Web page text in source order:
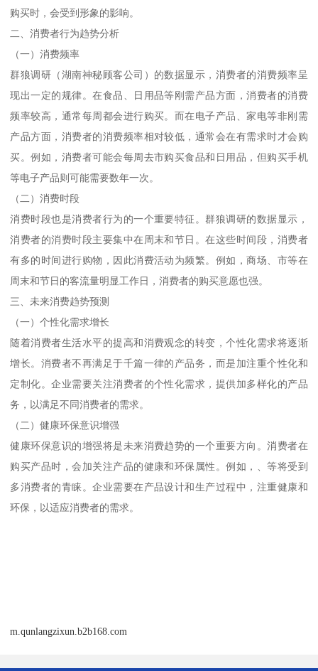
购买时，会受到形象的影响。
二、消费者行为趋势分析
（一）消费频率
群狼调研（湖南神秘顾客公司）的数据显示，消费者的消费频率呈
现出一定的规律。在食品、日用品等刚需产品方面，消费者的消费
频率较高，通常每周都会进行购买。而在电子产品、家电等非刚需
产品方面，消费者的消费频率相对较低，通常会在有需求时才会购
买。例如，消费者可能会每周去市购买食品和日用品，但购买手机
等电子产品则可能需要数年一次。
（二）消费时段
消费时段也是消费者行为的一个重要特征。群狼调研的数据显示，
消费者的消费时段主要集中在周末和节日。在这些时间段，消费者
有多的时间进行购物，因此消费活动为频繁。例如，商场、市等在
周末和节日的客流量明显工作日，消费者的购买意愿也强。
三、未来消费趋势预测
（一）个性化需求增长
随着消费者生活水平的提高和消费观念的转变，个性化需求将逐渐
增长。消费者不再满足于千篇一律的产品务，而是加注重个性化和
定制化。企业需要关注消费者的个性化需求，提供加多样化的产品
务，以满足不同消费者的需求。
（二）健康环保意识增强
健康环保意识的增强将是未来消费趋势的一个重要方向。消费者在
购买产品时，会加关注产品的健康和环保属性。例如，、等将受到
多消费者的青睐。企业需要在产品设计和生产过程中，注重健康和
环保，以适应消费者的需求。
m.qunlangzixun.b2b168.com